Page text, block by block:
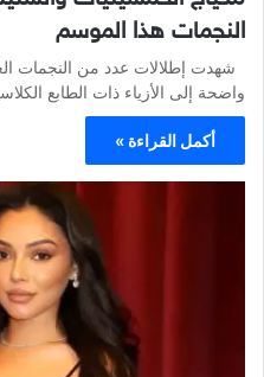
النجمات هذا الموسم
شهدت إطلالات عدد من النجمات
واضحة إلى الأزياء ذات الطابع
أكمل القراءة »